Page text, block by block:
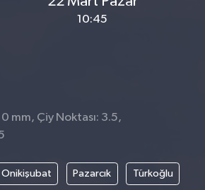
10:45
mm, Çiy Noktası: 3.5,
Onikişubat Pazarcık Türkoğlu